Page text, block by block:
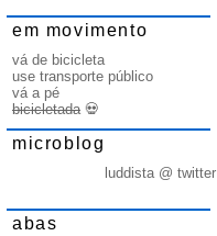
em movimento
vá de bicicleta
use transporte público
vá a pé
bicicletada💀
microblog
luddista @ twitter
abas